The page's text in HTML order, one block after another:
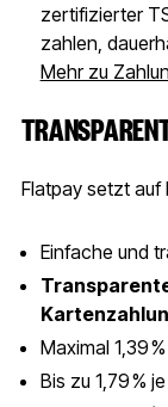
zertifizierter
zahlen,
Mehr zu
Flatpay setzt auf
Einfache und
Maximal 1,39
Bis zu 1,79 %